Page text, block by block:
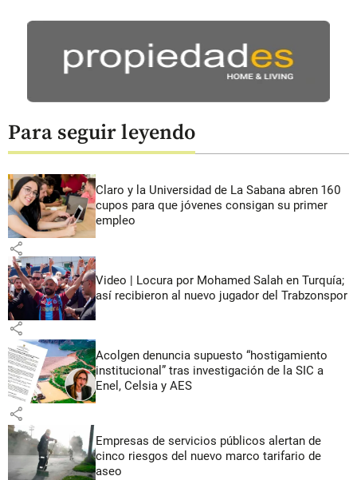
Para seguir leyendo
Claro y la Universidad de La Sabana abren 160
cupos para que jóvenes consigan su primer
empleo
share
Video | Locura por Mohamed Salah en Turquía;
así recibieron al nuevo jugador del Trabzonspor
share
Acolgen denuncia supuesto “hostigamiento
institucional” tras investigación de la SIC a
Enel, Celsia y AES
share
Empresas de servicios públicos alertan de
cinco riesgos del nuevo marco tarifario de
aseo